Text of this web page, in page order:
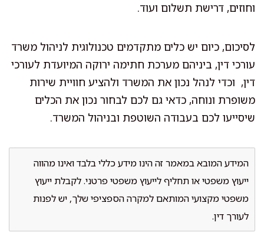
וחוזים, דרישת תשלום ועוד.
לסיכום, כיום יש כלים מתקדמים טכנולוגית לניהול משרד
עורכי דין, ביניהם מערכת חתימה ירוקה המיועדת לעורכי
דין, וכדי לנהל נכון את המשרד ולהציע חוויית שירות
משופרת ונוחה, כדאי גם לכם לבחור נכון את הכלים
שיסייעו לכם בעבודה השוטפת ובניהול המשרד.
המידע המובא במאמר זה הינו מידע כללי בלבד ואינו מהווה
ייעוץ משפטי או תחליף לייעוץ משפטי פרטני. לקבלת ייעוץ
משפטי מקצועי המותאם למקרה הספציפי שלך, יש לפנות
לעורך דין.